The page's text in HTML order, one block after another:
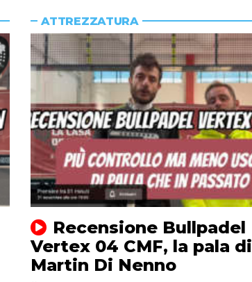
ATTREZZATURA
Recensione Bullpadel
Vertex 04 CMF, la pala di
Martin Di Nenno